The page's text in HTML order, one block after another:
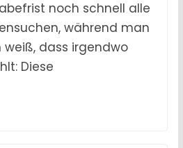
noch schnell alle
während man
dass irgendwo
Diese